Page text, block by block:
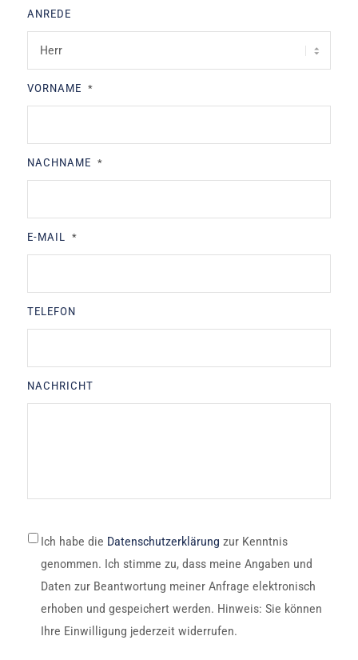
ANREDE
VORNAME *
NACHNAME *
E-MAIL *
TELEFON
NACHRICHT
* Ich habe die Datenschutzerklärung zur Kenntnis
genommen. Ich stimme zu, dass meine Angaben und
Daten zur Beantwortung meiner Anfrage elektronisch
erhoben und gespeichert werden. Hinweis: Sie können
Ihre Einwilligung jederzeit widerrufen.